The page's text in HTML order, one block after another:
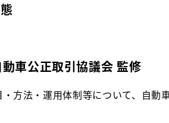
動車公正取引協議会 監修
方法・運用体制等について、自動